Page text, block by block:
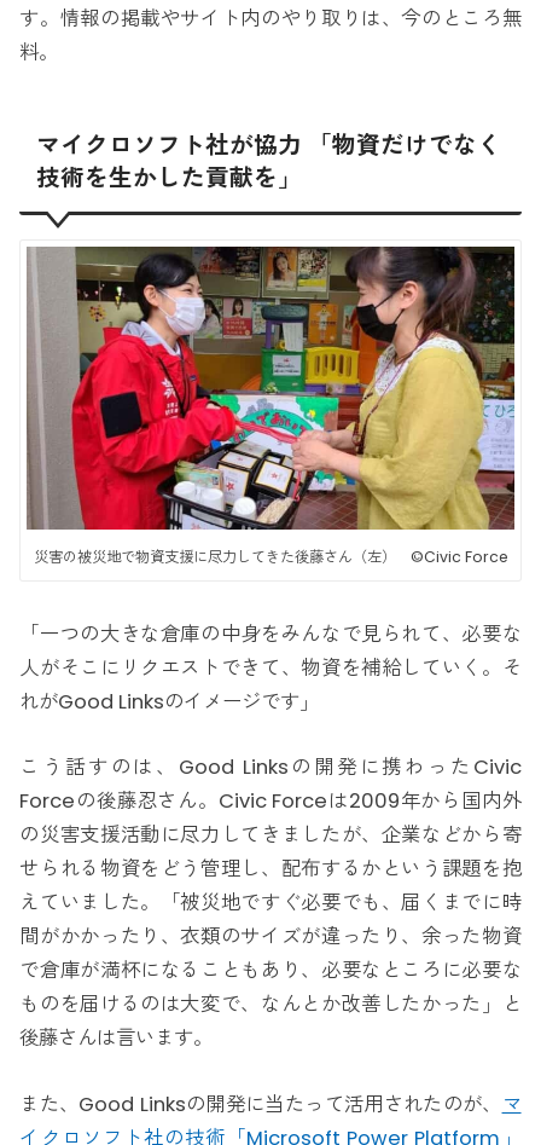
す。情報の掲載やサイト内のやり取りは、今のところ無
料。
マイクロソフト社が協力 「物資だけでなく
技術を生かした貢献を」
災害の被災地で物資支援に尽力してきた後藤さん（左） ©️Civic Force
「一つの大きな倉庫の中身をみんなで見られて、必要な
人がそこにリクエストできて、物資を補給していく。そ
れがGood Linksのイメージです」
こう話すのは、Good Linksの開発に携わったCivic
Forceの後藤忍さん。Civic Forceは2009年から国内外
の災害支援活動に尽力してきましたが、企業などから寄
せられる物資をどう管理し、配布するかという課題を抱
えていました。「被災地ですぐ必要でも、届くまでに時
間がかかったり、衣類のサイズが違ったり、余った物資
で倉庫が満杯になることもあり、必要なところに必要な
ものを届けるのは大変で、なんとか改善したかった」と
後藤さんは言います。
また、Good Linksの開発に当たって活用されたのが、
マ
イクロソフト社の技術「Microsoft Power Platform」